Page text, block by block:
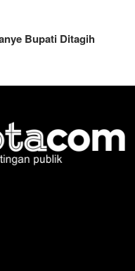
Bupati Ditagih